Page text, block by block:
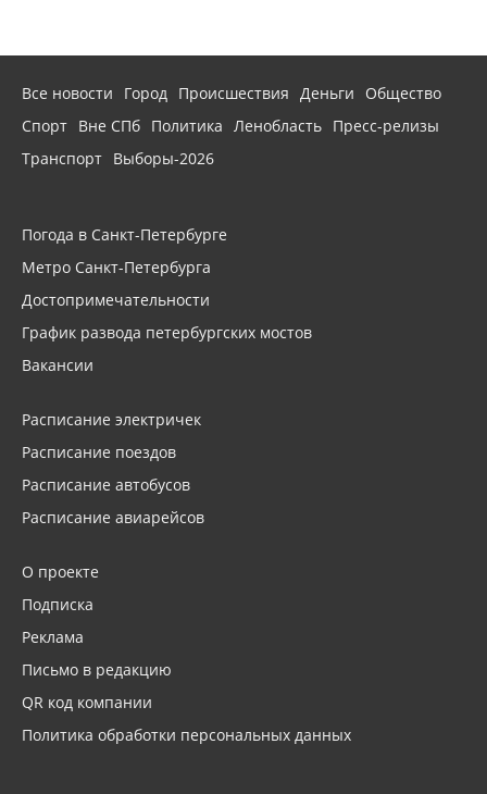
Все новости Город Происшествия Деньги
Общество
Спорт Вне СПб Политика Ленобласть Пресс-релизы
Транспорт Выборы-2026
Погода в Санкт-Петербурге
Метро Санкт-Петербурга
Достопримечательности
График развода петербургских мостов
Вакансии
Расписание электричек
Расписание поездов
Расписание автобусов
Расписание авиарейсов
О проекте
Подписка
Реклама
Письмо в редакцию
QR код компании
Политика обработки персональных данных